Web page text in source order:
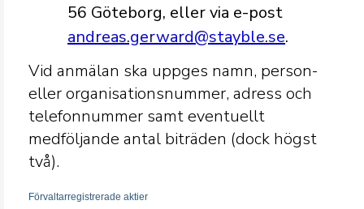
56 Göteborg, eller via e-post
andreas.gerward@stayble.se.
Vid anmälan ska uppges namn, person-
eller organisationsnummer, adress och
telefonnummer samt eventuellt
medföljande antal biträden (dock högst
två).
Förvaltarregistrerade aktier